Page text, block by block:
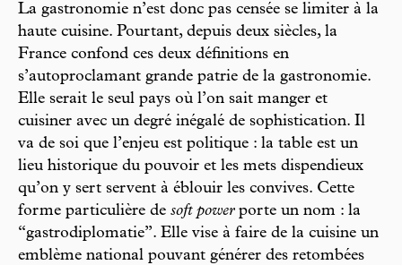
La gastronomie n’est donc pas censée se limiter à la
haute cuisine. Pourtant, depuis deux siècles, la
France confond ces deux définitions en
s’autoproclamant grande patrie de la gastronomie.
Elle serait le seul pays où l’on sait manger et
cuisiner avec un degré inégalé de sophistication. Il
va de soi que l’enjeu est politique : la table est un
lieu historique du pouvoir et les mets dispendieux
qu’on y sert servent à éblouir les convives. Cette
forme particulière de soft powerporte un nom : la
“gastrodiplomatie”. Elle vise à faire de la cuisine un
emblème national pouvant générer des retombées